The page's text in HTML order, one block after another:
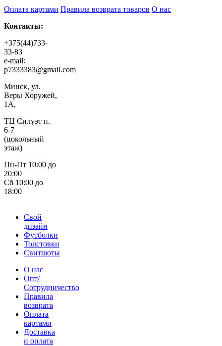
Оплата картами Правила возврата товаров О нас
Контакты:
+375(44)733-
33-83
e-mail:
p7333383@gmail.com
Минск, ул.
Веры Хоружей,
1А,
ТЦ Силуэт п.
6-7
(цокольный
этаж)
Пн-Пт 10:00 до
20:00
Сб 10:00 до
18:00
Свой
дизайн
Футболки
Толстовки
Свитшоты
О нас
Опт/
Сотрудничество
Правила
возврата
Оплата
картами
Доставка
и оплата